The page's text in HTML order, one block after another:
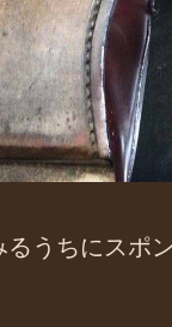
るうちにスポ